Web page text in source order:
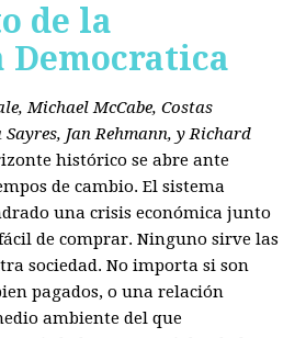
de la
Democratica
Michael McCabe, Costas
Jan Rehmann, y Richard
histórico se abre ante
de cambio. El sistema
una crisis económica junto
de comprar. Ninguno sirve las
sociedad. No importa si son
pagados, o una relación
ambiente del que